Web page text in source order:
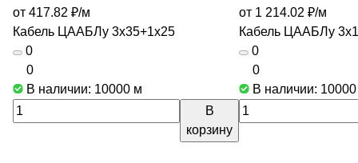
от 417.82 ₽/м
Кабель ЦААБЛу 3х35+1х25
0
0
В наличии: 10000 м
В
корзину
от 1 214.02 ₽/м
Кабель ЦААБЛу
0
0
В наличии: